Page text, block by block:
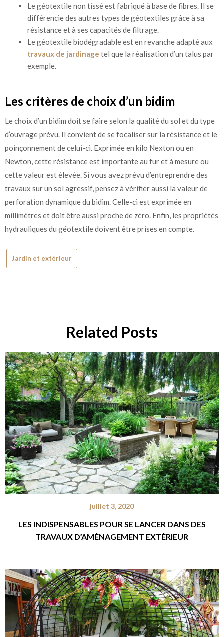
Le géotextile non tissé est fabriqué à base de fibres. Il se
différencie des autres types de géotextiles grâce à sa
résistance et à ses capacités de filtrage.
Le géotextile biodégradable est en revanche adapté aux
travaux de jardinage tel que la réalisation d’un talus par
exemple.
Les critères de choix d’un bidim
Le choix d’un bidim doit se faire selon la qualité du sol et du type
d’ouvrage prévu. Il convient de se focaliser sur la résistance et le
poinçonnement de celui-ci. Exprimée en kilo Nexton ou en
Newton, cette résistance est importante au fur et à mesure ou
cette valeur est élevée. Si vous avez prévu d’entreprendre des
travaux sur un sol agressif, pensez à vérifier aussi la valeur de
perforation dynamique du bidim. Celle-ci est exprimée en
millimètres et doit être aussi proche de zéro. Enfin, les propriétés
hydrauliques du géotextile doivent être prises en compte.
Jardin et extérieur
Related Posts
juillet 3, 2020
LES INDISPENSABLES POUR SE LANCER DANS DES
TRAVAUX D’AMÉNAGEMENT EXTÉRIEUR